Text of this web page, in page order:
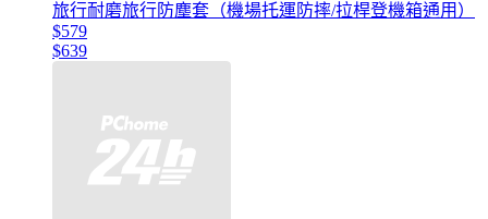
旅行耐磨旅行防塵套（機場托運防摔/拉桿登機箱通用）
$579
$639